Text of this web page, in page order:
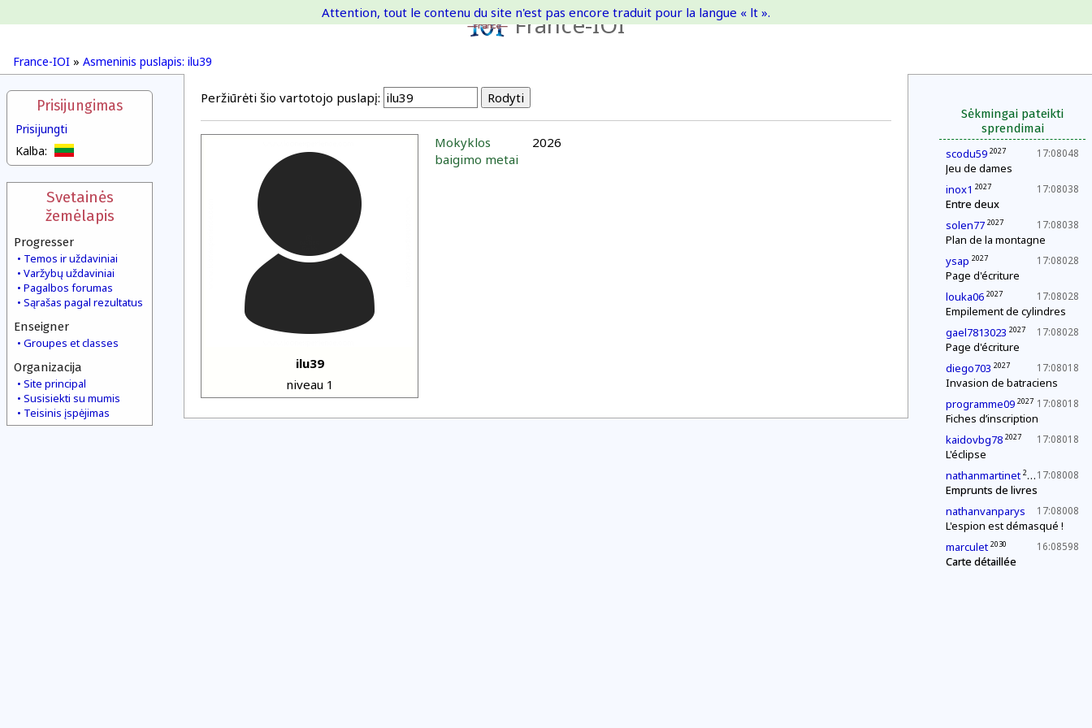
France-IOI
France-IOI » Asmeninis puslapis: ilu39
Attention, tout le contenu du site n'est pas encore traduit pour la langue « lt ».
Prisijungimas
Prisijungti
Kalba:
Svetainės
žemėlapis
Progresser
Temos ir uždaviniai
Varžybų uždaviniai
Pagalbos forumas
Sąrašas pagal rezultatus
Enseigner
Groupes et classes
Organizacija
Site principal
Susisiekti su mumis
Teisinis įspėjimas
Sėkmingai pateikti
sprendimai
17:08048
scodu59 2027
Jeu de dames
17:08038
inox1 2027
Entre deux
17:08038
solen77 2027
Plan de la montagne
17:08028
ysap 2027
Page d'écriture
17:08028
louka06 2027
Empilement de cylindres
17:08028
gael7813023 2027
Page d'écriture
17:08018
diego703 2027
Invasion de batraciens
17:08018
programme09 2027
Fiches d’inscription
17:08018
kaidovbg78 2027
L'éclipse
17:08008
nathanmartinet 2027
Emprunts de livres
17:08008
nathanvanparys
L'espion est démasqué !
16:08598
marculet 2030
Carte détaillée
Peržiūrėti šio vartotojo puslapį:
ilu39
niveau 1
Mokyklos
baigimo metai
2026